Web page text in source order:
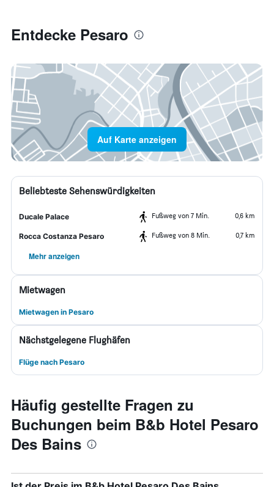
Entdecke Pesaro
Auf Karte anzeigen
Beliebteste Sehenswürdigkeiten
Ducale Palace Fußweg von 7 Min. 0,6 km
Rocca Costanza Pesaro Fußweg von 8 Min. 0,7 km
Mehr anzeigen
Mietwagen
Mietwagen in Pesaro
Nächstgelegene Flughäfen
Flüge nach Pesaro
Häufig gestellte Fragen zu
Buchungen beim B&b Hotel Pesaro
Des Bains